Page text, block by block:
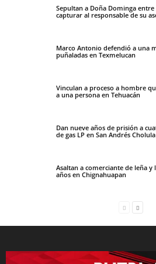
Sepultan a Doña Dominga
capturar al responsable de su
Marco Antonio defendió a una
puñaladas en Texmelucan
Vinculan a proceso a hombre
a una persona en Tehuacán
Dan nueve años de prisión a
de gas LP en San Andrés Cholula
Asaltan a comerciante de leña
años en Chignahuapan